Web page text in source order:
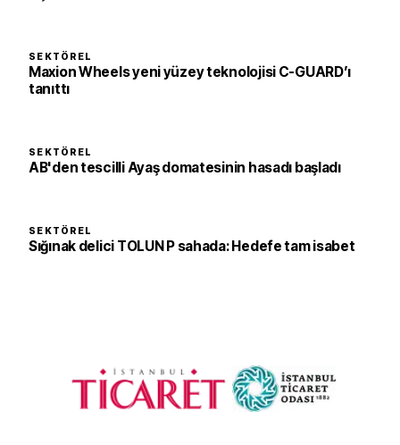
SEKTÖREL
Maxion Wheels yeni yüzey teknolojisi C-GUARD’ı
tanıttı
SEKTÖREL
AB'den tescilli Ayaş domatesinin hasadı başladı
SEKTÖREL
Sığınak delici TOLUN P sahada: Hedefe tam isabet